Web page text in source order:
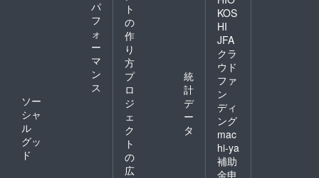
パ
フ
ォ
ー
マ
ン
ス
ソー
シャ
ル
グッ
ド
ト
の
作
り
方
プ
ロ
ジ
ェ
ク
ト
の
広
統
計
デ
ー
タ
KOS
HI
JFA
クラ
ウド
ファ
ン
ディ
ング
mac
hi-ya
補助
金申